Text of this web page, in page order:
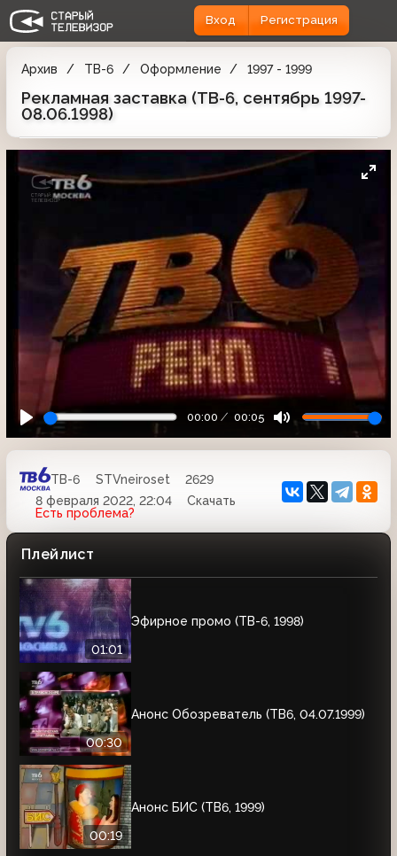
Вход Регистрация
Архив ТВ-6 Оформление 1997 - 1999
Рекламная заставка (ТВ-6, сентябрь 1997-
08.06.1998)
00:00 00:05
ТВ-6 STVneiroset
2629
8 февраля 2022, 22:04
Скачать
Есть проблема?
Плейлист
01:01
Эфирное промо (ТВ-6, 1998)
00:30
Анонс Обозреватель (ТВ6, 04.07.1999)
00:19
Анонс БИС (ТВ6, 1999)